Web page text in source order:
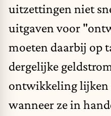
uitzettingen niet
uitgaven voor "
moeten daarbij op
dergelijke
ontwikkeling lijken
wanneer ze in